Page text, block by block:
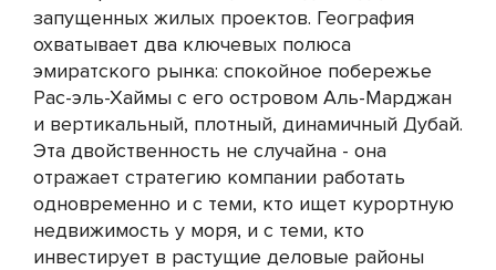
запущенных жилых проектов. География
охватывает два ключевых полюса
эмиратского рынка: спокойное побережье
Рас-эль-Хаймы с его островом Аль-Марджан
и вертикальный, плотный, динамичный Дубай.
Эта двойственность не случайна - она
отражает стратегию компании работать
одновременно и с теми, кто ищет курортную
недвижимость у моря, и с теми, кто
инвестирует в растущие деловые районы